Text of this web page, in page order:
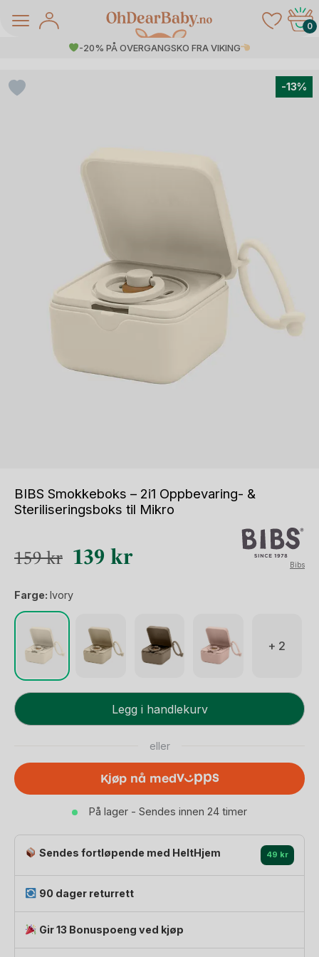
0
-20% PÅ OVERGANGSKO FRA VIKING
-13%
BIBS Smokkeboks – 2i1 Oppbevaring- &
Steriliseringsboks til Mikro
159kr Opprinnelig
var:
159 kr.
139 krNåværende
139 kr.
Bibs
Farge: Ivory
+ 2
BIBS
Smokkeboks
Oppbevaring-
&
Mikro
antall
Legg i handlekurv
eller
Kjøp nå med
På lager - Sendes innen 24 timer
Sendes fortløpende med HeltHjem 49 kr
90 dager returrett
Gir 13 Bonuspoeng ved kjøp